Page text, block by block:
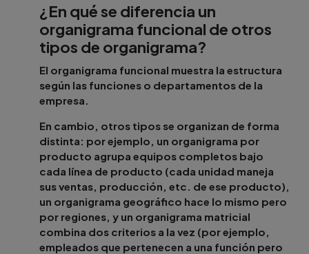
¿En qué se diferencia un
organigrama funcional de otros
tipos de organigrama?
El organigrama funcional muestra la estructura
según las funciones o departamentos de la
empresa.
En cambio, otros tipos se organizan de forma
distinta: por ejemplo, un organigrama por
producto agrupa equipos completos bajo
cada línea de producto (cada unidad maneja
sus ventas, producción, etc. de ese producto),
un organigrama geográfico hace lo mismo pero
por regiones, y un organigrama matricial
combina dos criterios a la vez (por ejemplo,
empleados que pertenecen a una función pero